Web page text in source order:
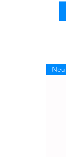
Neu